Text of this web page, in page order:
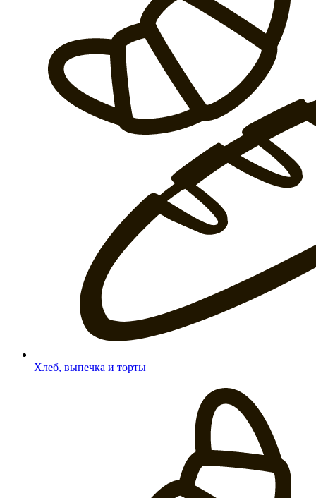
Хлеб, выпечка и торты